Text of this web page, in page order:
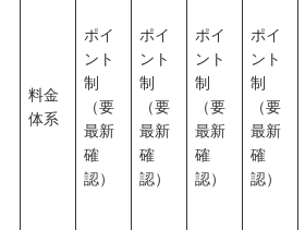
料金
体系
ポイ
ント
制
（要
最新
確
認）
ポイ
ント
制
（要
最新
確
認）
ポイ
ント
制
（要
最新
確
認）
ポイ
ント
制
（要
最新
確
認）